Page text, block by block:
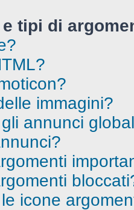
tipi di
immagini?
annunci
icone